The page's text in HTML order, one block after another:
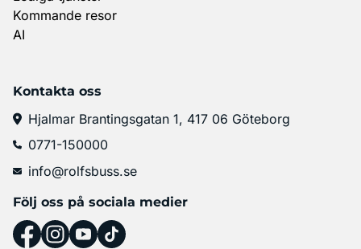
Kommande resor
AI
Kontakta oss
Hjalmar Brantingsgatan 1, 417 06 Göteborg
0771-150000
info@rolfsbuss.se
Följ oss på sociala medier